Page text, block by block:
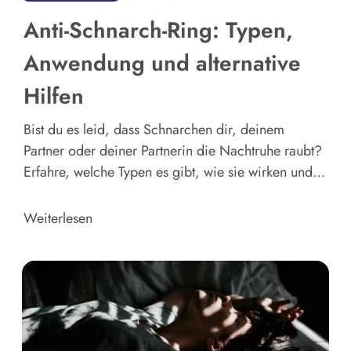
Anti-Schnarch-Ring: Typen,
Anwendung und alternative
Hilfen
Bist du es leid, dass Schnarchen dir, deinem
Partner oder deiner Partnerin die Nachtruhe raubt?
Erfahre, welche Typen es gibt, wie sie wirken und
Alternativen.
Weiterlesen